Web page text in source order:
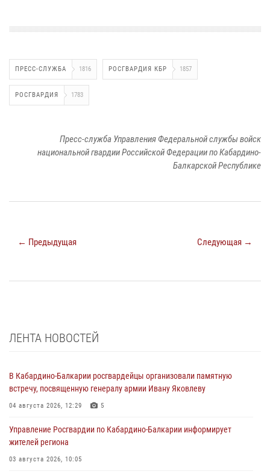
ПРЕСС-СЛУЖБА 1816 РОСГВАРДИЯ КБР 1857
РОСГВАРДИЯ 1783
Пресс-служба Управления Федеральной службы войск
национальной гвардии Российской Федерации по Кабардино-
Балкарской Республике
← Предыдущая Следующая →
ЛЕНТА НОВОСТЕЙ
В Кабардино-Балкарии росгвардейцы организовали памятную
встречу, посвященную генералу армии Ивану Яковлеву
04 августа 2026, 12:29 5
Управление Росгвардии по Кабардино-Балкарии информирует
жителей региона
03 августа 2026, 10:05